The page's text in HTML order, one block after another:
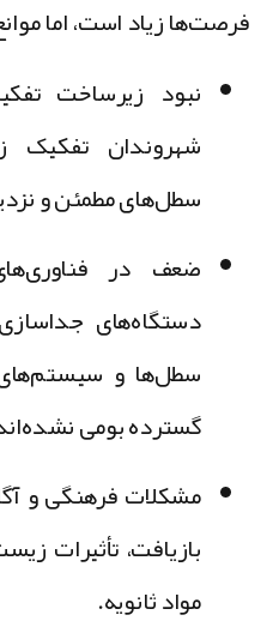
زیاد است، اما موانع
نبود زیرساخت
شهروندان تفکیک
سطل‌های مطمئن و نزدیک
ضعف در فناوری‌های
دستگاه‌های جداسازی
سطل‌ها و سیستم‌های
گسترده بومی نشده‌اند.
مشکلات فرهنگی و
بازیافت، تأثیرات
مواد ثانویه.